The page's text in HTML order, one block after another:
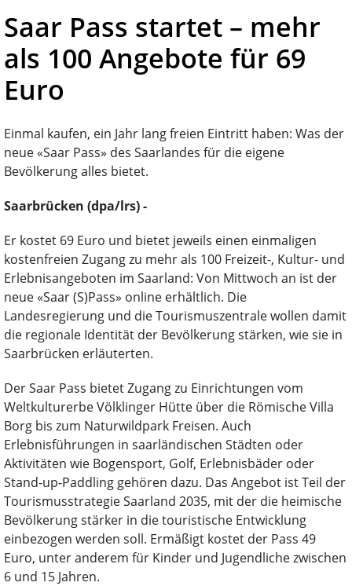
Saar Pass startet – mehr
als 100 Angebote für 69
Euro
Einmal kaufen, ein Jahr lang freien Eintritt haben: Was der
neue «Saar Pass» des Saarlandes für die eigene
Bevölkerung alles bietet.
Saarbrücken (dpa/lrs) -
Er kostet 69 Euro und bietet jeweils einen einmaligen
kostenfreien Zugang zu mehr als 100 Freizeit-, Kultur- und
Erlebnisangeboten im Saarland: Von Mittwoch an ist der
neue «Saar (S)Pass» online erhältlich. Die
Landesregierung und die Tourismuszentrale wollen damit
die regionale Identität der Bevölkerung stärken, wie sie in
Saarbrücken erläuterten.
Der Saar Pass bietet Zugang zu Einrichtungen vom
Weltkulturerbe Völklinger Hütte über die Römische Villa
Borg bis zum Naturwildpark Freisen. Auch
Erlebnisführungen in saarländischen Städten oder
Aktivitäten wie Bogensport, Golf, Erlebnisbäder oder
Stand-up-Paddling gehören dazu. Das Angebot ist Teil der
Tourismusstrategie Saarland 2035, mit der die heimische
Bevölkerung stärker in die touristische Entwicklung
einbezogen werden soll. Ermäßigt kostet der Pass 49
Euro, unter anderem für Kinder und Jugendliche zwischen
6 und 15 Jahren.